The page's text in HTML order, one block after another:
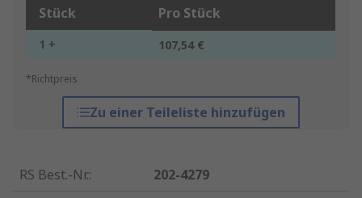
Stück Pro Stück
1 + 107,54 €
*Richtpreis
Zu einer Teileliste hinzufügen
RS Best.-Nr.:
202-4279